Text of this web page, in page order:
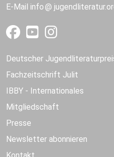
E-Mail info
Deutscher
Fachzeitschrift Julit
IBBY - Internationales
Mitgliedschaft
Presse
Newsletter abonnieren